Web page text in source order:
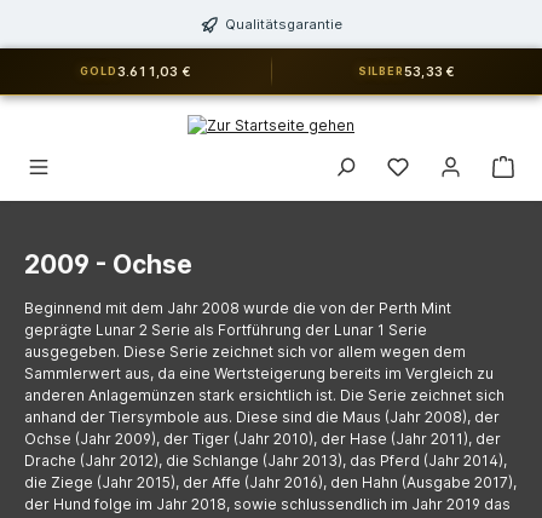
Qualitätsgarantie
GOLD 3.611,03 € SILBER 53,33 €
Du hast 0
2009 - Ochse
Beginnend mit dem Jahr 2008 wurde die von der Perth Mint
geprägte Lunar 2 Serie als Fortführung der Lunar 1 Serie
ausgegeben. Diese Serie zeichnet sich vor allem wegen dem
Sammlerwert aus, da eine Wertsteigerung bereits im Vergleich zu
anderen Anlagemünzen stark ersichtlich ist. Die Serie zeichnet sich
anhand der Tiersymbole aus. Diese sind die Maus (Jahr 2008), der
Ochse (Jahr 2009), der Tiger (Jahr 2010), der Hase (Jahr 2011), der
Drache (Jahr 2012), die Schlange (Jahr 2013), das Pferd (Jahr 2014),
die Ziege (Jahr 2015), der Affe (Jahr 2016), den Hahn (Ausgabe 2017),
der Hund folge im Jahr 2018, sowie schlussendlich im Jahr 2019 das